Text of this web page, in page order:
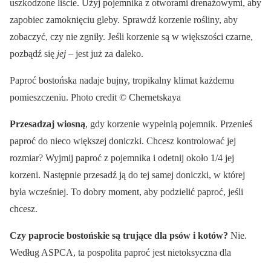
uszkodzone liście. Użyj pojemnika z otworami drenażowymi, aby
zapobiec zamoknięciu gleby. Sprawdź korzenie rośliny, aby
zobaczyć, czy nie zgniły. Jeśli korzenie są w większości czarne,
pozbądź się jej – jest już za daleko.
Paproć bostońska nadaje bujny, tropikalny klimat każdemu
pomieszczeniu. Photo credit © Chernetskaya
Przesadzaj wiosną, gdy korzenie wypełnią pojemnik. Przenieś
paproć do nieco większej doniczki. Chcesz kontrolować jej
rozmiar? Wyjmij paproć z pojemnika i odetnij około 1/4 jej
korzeni. Następnie przesadź ją do tej samej doniczki, w której
była wcześniej. To dobry moment, aby podzielić paproć, jeśli
chcesz.
Czy paprocie bostońskie są trujące dla psów i kotów? Nie.
Według ASPCA, ta pospolita paproć jest nietoksyczna dla